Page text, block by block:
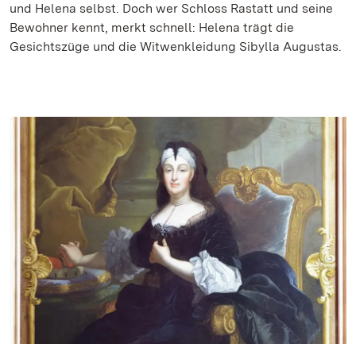
und Helena selbst. Doch wer Schloss Rastatt und seine
Bewohner kennt, merkt schnell: Helena trägt die
Gesichtszüge und die Witwenkleidung Sibylla Augustas.